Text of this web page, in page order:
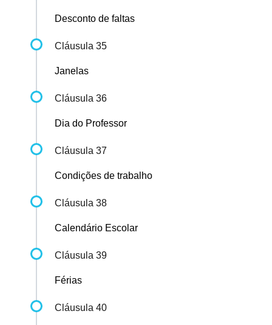
Desconto de faltas
Cláusula 35
Janelas
Cláusula 36
Dia do Professor
Cláusula 37
Condições de trabalho
Cláusula 38
Calendário Escolar
Cláusula 39
Férias
Cláusula 40